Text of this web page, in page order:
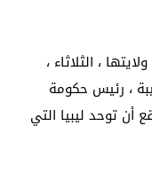
، الثلاثاء ،
، رئيس حكومة
أن توحد ليبيا التي